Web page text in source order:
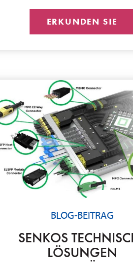
ERKUNDEN SIE
BLOG-BEITRAG
SENKOS
LÖSUNGEN